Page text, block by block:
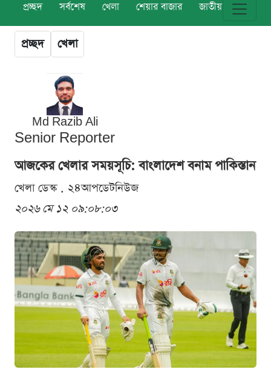
প্রচ্ছদ সর্বশেষ খেলা শেয়ার বাজার জাতীয় বিশ্ব
প্রচ্ছদ খেলা
Md Razib Ali
Senior Reporter
আজকের খেলার সময়সূচি: বাংলাদেশ বনাম পাকিস্তান
খেলা ডেস্ক . ২৪আপডেটনিউজ
২০২৬ মে ১২ ০৯:০৮:০৩